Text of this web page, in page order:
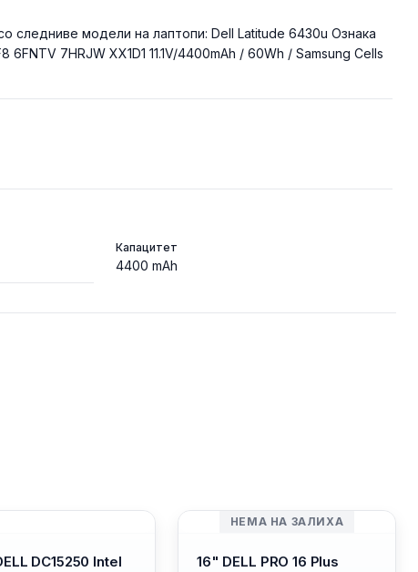
следниве модели на лаптопи: Dell Latitude 6430u Ознака
6FNTV 7HRJW XX1D1 11.1V/4400mAh / 60Wh / Samsung Cells
Капацитет
4400 mAh
DC15250 Intel
НЕМА НА ЗАЛИХА
16" DELL PRO 16 Plus